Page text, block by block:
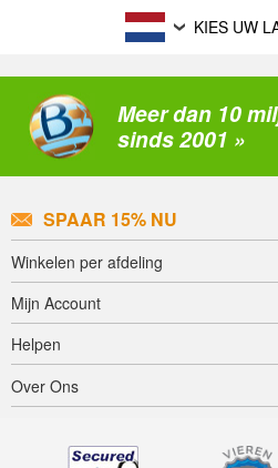
KIES UW
Meer dan 10
sinds 2001 »
SPAAR 15% NU
Winkelen per afdeling
Mijn Account
Helpen
Over Ons